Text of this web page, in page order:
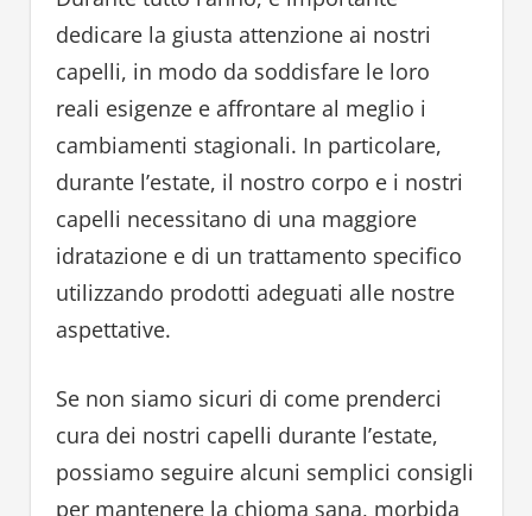
dedicare la giusta attenzione ai nostri
capelli, in modo da soddisfare le loro
reali esigenze e affrontare al meglio i
cambiamenti stagionali. In particolare,
durante l’estate, il nostro corpo e i nostri
capelli necessitano di una maggiore
idratazione e di un trattamento specifico
utilizzando prodotti adeguati alle nostre
aspettative.
Se non siamo sicuri di come prenderci
cura dei nostri capelli durante l’estate,
possiamo seguire alcuni semplici consigli
per mantenere la chioma sana, morbida